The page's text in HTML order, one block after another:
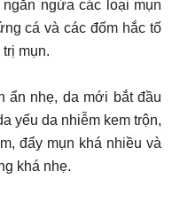
ngừa các loại mụn
cá và các đốm hắc tố
mụn.
ẩn nhẹ, da mới bắt đầu
yếu da nhiễm kem trộn,
đẩy mụn khá nhiều và
khá nhẹ.